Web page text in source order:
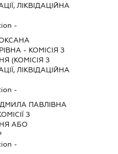
ЛІКВІДАЦІЙНА
-
- КОМІСІЯ З
(КОМІСІЯ З
ЛІКВІДАЦІЙНА
-
ПАВЛІВНА
З
АБО
-